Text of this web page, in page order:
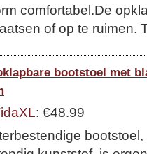
comfortabel.De
of op te ruimen.
bootstoel met
: €48.99